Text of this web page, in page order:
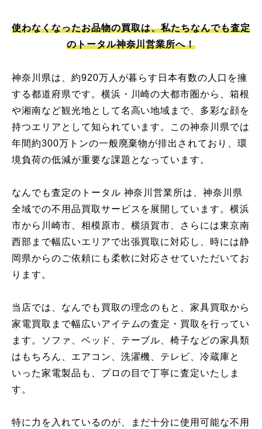
使わなくなったお品物の買取は、私たちなんでも査定
のトータル神奈川営業所へ！
神奈川県は、約920万人が暮らす日本有数の人口を擁
する都道府県です。横浜・川崎の大都市圏から、箱根
や湘南など観光地として名高い地域まで、多彩な顔を
持つエリアとして知られています。この神奈川県では
年間約300万トンの一般廃棄物が排出されており、環
境負荷の低減が重要な課題となっています。
なんでも査定のトータル 神奈川営業所は、神奈川県
全域での不用品買取サービスを展開しています。横浜
市から川崎市、相模原市、横須賀市、さらには東京南
西部まで幅広いエリアで出張買取に対応し、時には静
岡県からのご依頼にも柔軟に対応させていただいてお
ります。
当店では、なんでも買取の理念のもと、家具買取から
家電買取まで幅広いアイテムの査定・買取を行ってい
ます。ソファ、ベッド、テーブル、椅子などの家具類
はもちろん、エアコン、洗濯機、テレビ、冷蔵庫と
いった家電製品も、プロの目で丁寧に査定いたしま
す。
特に力を入れているのが、まだ十分に使用可能な不用